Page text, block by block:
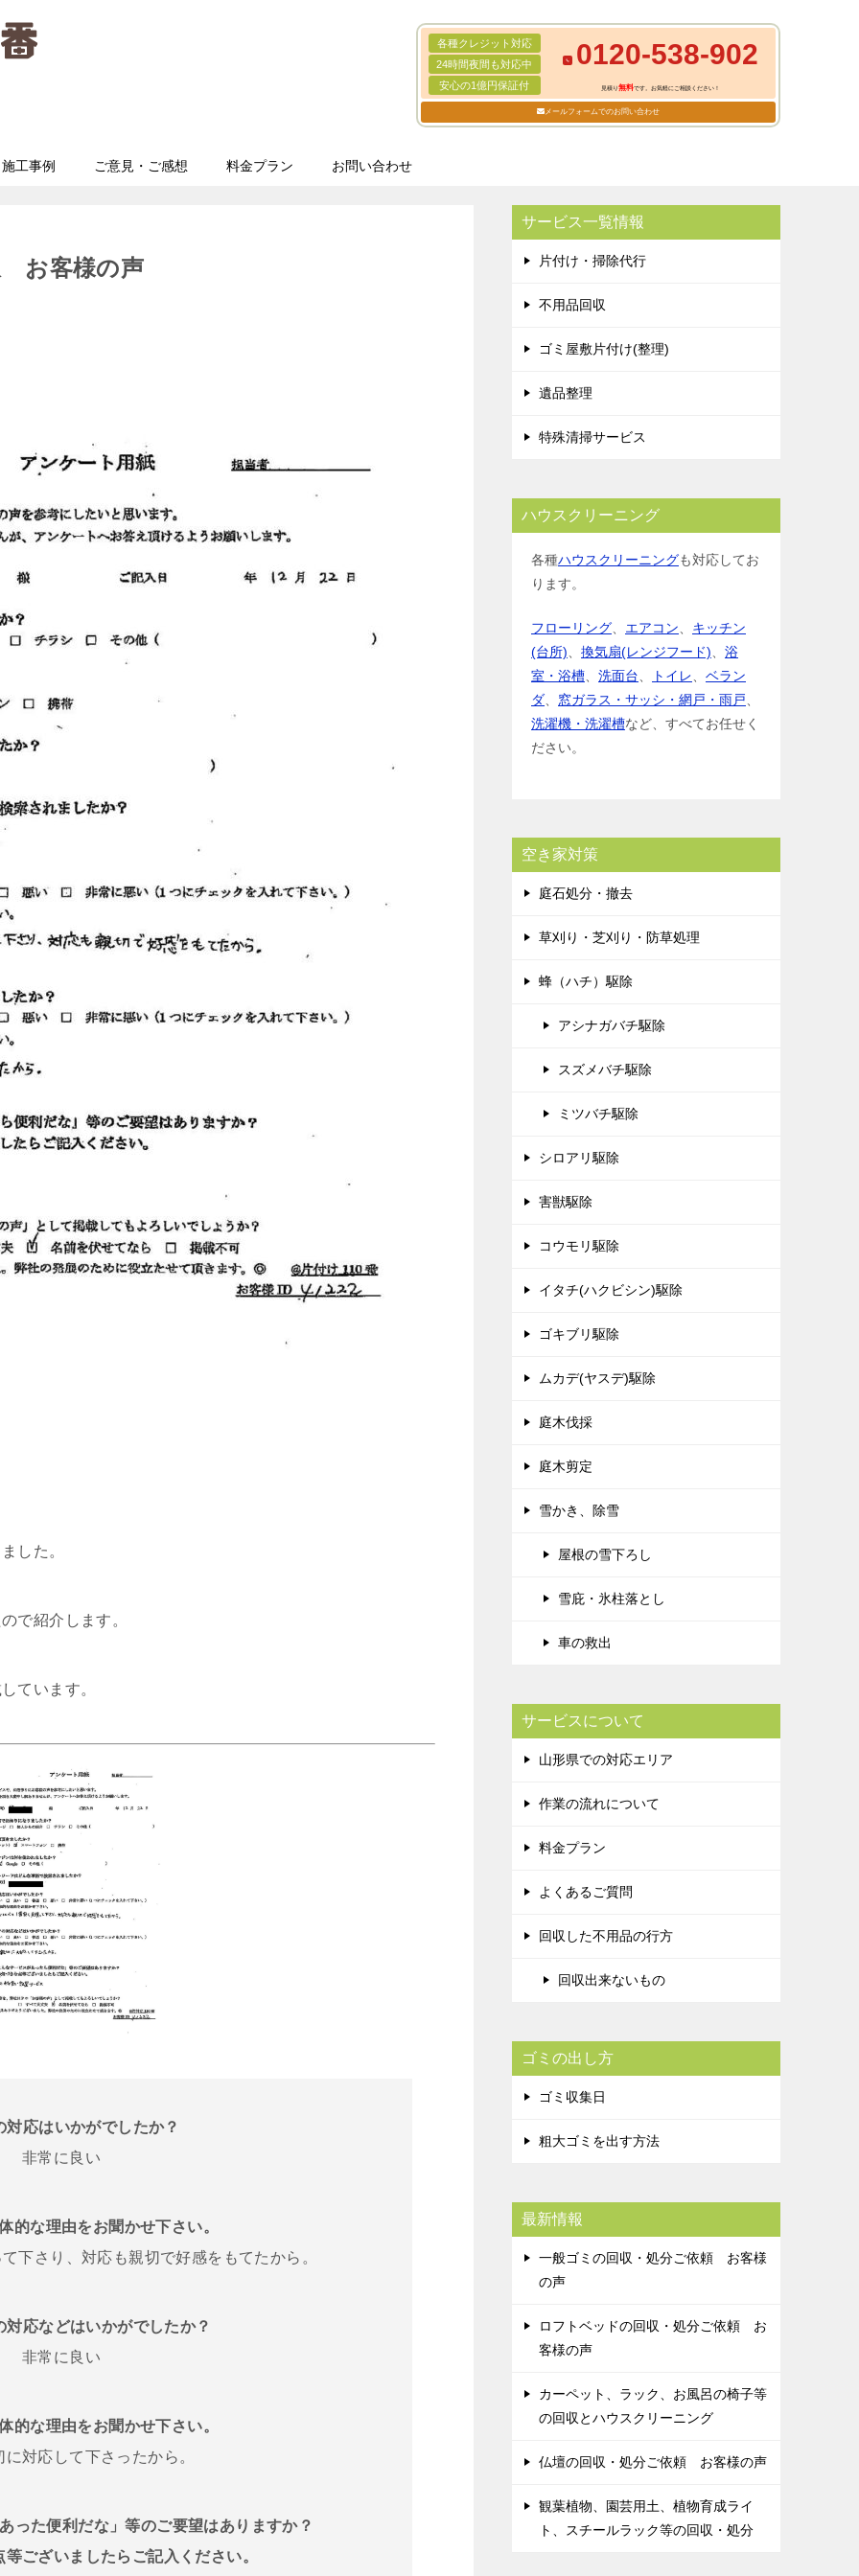
各種クレジット対応
24時間夜間も対応中
安心の1億円保証付
0120-538-902
見積り無料です。お気軽にご相談ください！
メールフォームでのお問い合わせ
施工事例 ご意見・ご感想 料金プラン お問い合わせ
お客様の声
した。
で紹介します。
ています。
対応はいかがでしたか？
非常に良い
的な理由をお聞かせ下さい。
下さり、対応も親切で好感をもてたから。
対応などはいかがでしたか？
非常に良い
的な理由をお聞かせ下さい。
対応して下さったから。
った便利だな」等のご要望はありますか？
ございましたらご記入ください。
サービス一覧情報
片付け・掃除代行
不用品回収
ゴミ屋敷片付け(整理)
遺品整理
特殊清掃サービス
ハウスクリーニング
各種ハウスクリーニングも対応してお
ります。
フローリング エアコン
キッチン
(台所)
換気扇(レンジフード)
浴
室・浴槽
洗面台 トイレ
ベラン
ダ
窓ガラス・サッシ・網戸・雨戸
洗濯機・洗濯槽など、すべてお任せく
ださい。
空き家対策
庭石処分・撤去
草刈り・芝刈り・防草処理
蜂（ハチ）駆除
アシナガバチ駆除
スズメバチ駆除
ミツバチ駆除
シロアリ駆除
害獣駆除
コウモリ駆除
イタチ(ハクビシン)駆除
ゴキブリ駆除
ムカデ(ヤスデ)駆除
庭木伐採
庭木剪定
雪かき、除雪
屋根の雪下ろし
雪庇・氷柱落とし
車の救出
サービスについて
山形県での対応エリア
作業の流れについて
料金プラン
よくあるご質問
回収した不用品の行方
回収出来ないもの
ゴミの出し方
ゴミ収集日
粗大ゴミを出す方法
最新情報
一般ゴミの回収・処分ご依頼 お客様
の声
ロフトベッドの回収・処分ご依頼 お
客様の声
カーペット、ラック、お風呂の椅子等
の回収とハウスクリーニング
仏壇の回収・処分ご依頼 お客様の声
観葉植物、園芸用土、植物育成ライ
ト、スチールラック等の回収・処分